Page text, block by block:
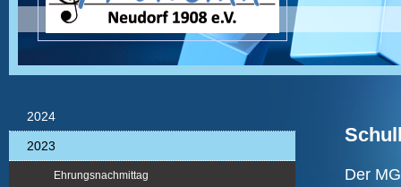
Der
2024
2023
Ehrungsnachmittag